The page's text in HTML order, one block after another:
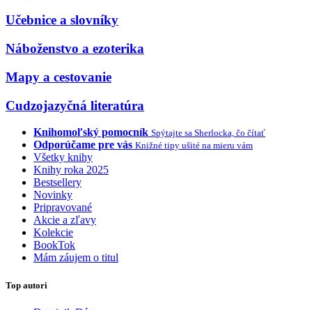
Učebnice a slovníky
Náboženstvo a ezoterika
Mapy a cestovanie
Cudzojazyčná literatúra
Knihomoľský pomocník Spýtajte sa Sherlocka, čo čítať
Odporúčame pre vás Knižné tipy ušité na mieru vám
Všetky knihy
Knihy roka 2025
Bestsellery
Novinky
Pripravované
Akcie a zľavy
Kolekcie
BookTok
Mám záujem o titul
Top autori